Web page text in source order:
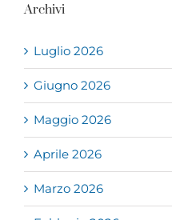
Archivi
Luglio 2026
Giugno 2026
Maggio 2026
Aprile 2026
Marzo 2026